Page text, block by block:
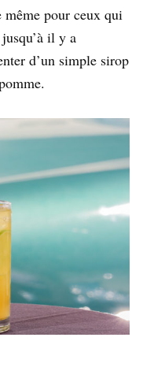
pour ceux qui
il y a
d’un simple sirop